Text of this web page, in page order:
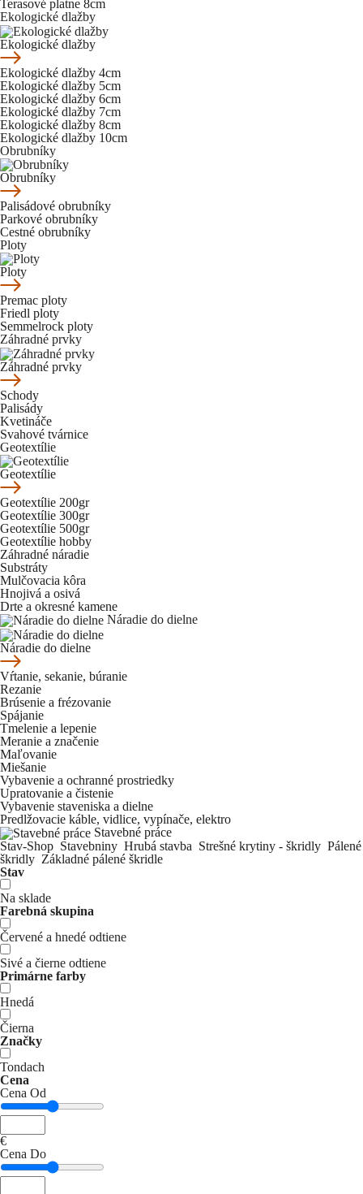
Terasové platne 8cm
Ekologické dlažby
Ekologické dlažby
Ekologické dlažby 4cm
Ekologické dlažby 5cm
Ekologické dlažby 6cm
Ekologické dlažby 7cm
Ekologické dlažby 8cm
Ekologické dlažby 10cm
Obrubníky
Obrubníky
Palisádové obrubníky
Parkové obrubníky
Cestné obrubníky
Ploty
Ploty
Premac ploty
Friedl ploty
Semmelrock ploty
Záhradné prvky
Záhradné prvky
Schody
Palisády
Kvetináče
Svahové tvárnice
Geotextílie
Geotextílie
Geotextílie 200gr
Geotextílie 300gr
Geotextílie 500gr
Geotextílie hobby
Záhradné náradie
Substráty
Mulčovacia kôra
Hnojivá a osivá
Drte a okresné kamene
Náradie do dielne
Náradie do dielne
Vŕtanie, sekanie, búranie
Rezanie
Brúsenie a frézovanie
Spájanie
Tmelenie a lepenie
Meranie a značenie
Maľovanie
Miešanie
Vybavenie a ochranné prostriedky
Upratovanie a čistenie
Vybavenie staveniska a dielne
Predlžovacie káble, vidlice, vypínače, elektro
Stavebné práce
Stav-Shop Stavebniny Hrubá stavba Strešné krytiny - škridly Pálené
škridly Základné pálené škridle
Stav
Na sklade
Farebná skupina
Červené a hnedé odtiene
Sivé a čierne odtiene
Primárne farby
Hnedá
Čierna
Značky
Tondach
Cena
Cena Od
€
Cena Do